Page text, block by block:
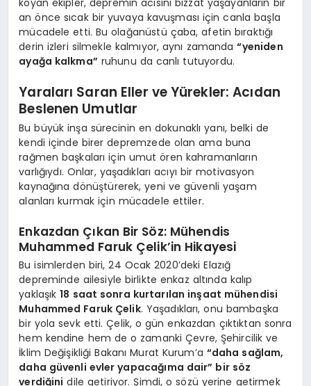
an önce sıcak bir yuvaya kavuşması için canla başla
mücadele etti. Bu olağanüstü çaba, afetin bıraktığı
derin izleri silmekle kalmıyor, aynı zamanda“yeniden
ayağa kalkma” ruhunu da canlı tutuyordu.
Yaraları Saran Eller ve Yürekler: Acıdan
Beslenen Umutlar
Bu büyük inşa sürecinin en dokunaklı yanı, belki de
kendi içinde birer depremzede olan ama buna
rağmen başkaları için umut ören kahramanların
varlığıydı. Onlar, yaşadıkları acıyı bir motivasyon
kaynağına dönüştürerek, yeni ve güvenli yaşam
alanları kurmak için mücadele ettiler.
Enkazdan Çıkan Bir Söz: Mühendis
Muhammed Faruk Çelik’in Hikayesi
Bu isimlerden biri, 24 Ocak 2020’deki Elazığ
depreminde ailesiyle birlikte enkaz altında kalıp
yaklaşık18 saat sonra kurtarılan inşaat mühendisi
Muhammed Faruk Çelik. Yaşadıkları, onu bambaşka
bir yola sevk etti. Çelik, o gün enkazdan çıktıktan sonra
hem kendine hem de o zamanki Çevre, Şehircilik ve
İklim Değişikliği Bakanı Murat Kurum’a “daha sağlam,
daha güvenli evler yapacağıma dair” bir söz
verdiğini dile getiriyor. Şimdi, o sözü yerine getirmek